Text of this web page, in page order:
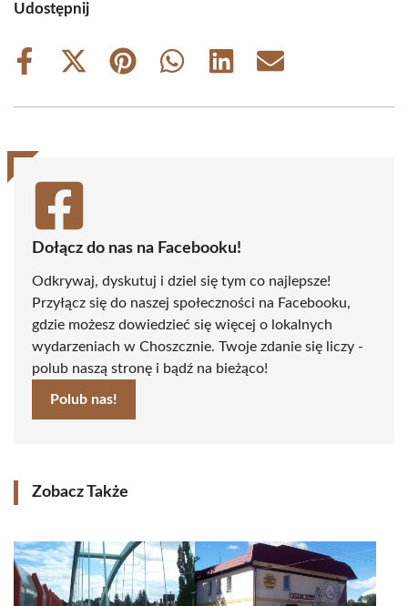
Udostępnij
Share
Share
(Twitter)
Share
Share
Share
Share
Dołącz do nas na Facebooku!
Odkrywaj, dyskutuj i dziel się tym co najlepsze!
Przyłącz się do naszej społeczności na Facebooku,
gdzie możesz dowiedzieć się więcej o lokalnych
wydarzeniach w Choszcznie. Twoje zdanie się liczy -
polub naszą stronę i bądź na bieżąco!
Polub nas!
Zobacz Także